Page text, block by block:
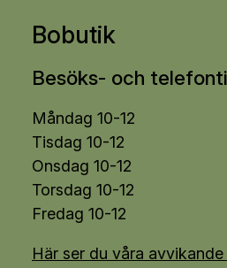
Bobutik
Besöks- och
Måndag 10-12
Tisdag 10-12
Onsdag 10-12
Torsdag 10-12
Fredag 10-12
Här ser du våra